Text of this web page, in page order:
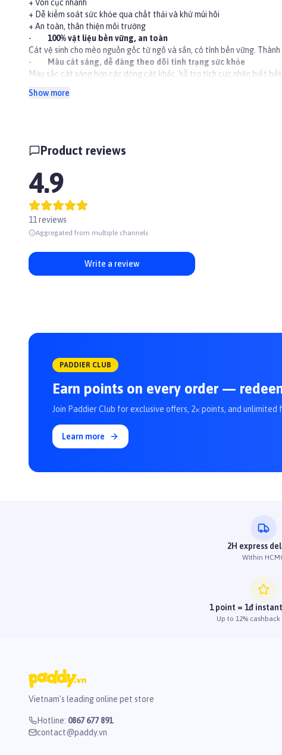
+ Vón cục nhanh
+ Dễ kiểm soát sức khỏe qua chất thải và khử mùi hôi
+ An toàn, thân thiện môi trường
- 100% vật liệu bền vững, an toàn
Cát vệ sinh cho mèo nguồn gốc từ ngô và sắn, có tính bền vững.
- Màu cát sáng, dễ dàng theo dõi tình trạng sức khỏe
Màu sắc cát sáng hơn các dòng cát khác, hỗ trợ tích cực nhận biết
-Khóa chặt mùi hôi ngay khi tiết xúc
- Vón cục nhanh, chắc chắn
Khoai mì ở Sustainable Yours rất giàu tinh bột, nó có hiệu quả đặc
Cát làm từ 100% thành phần hữu cơ, Sau 15 phút, các cục vón có thể
Show more
Product reviews
4.9
11 reviews
Aggregated from multiple channels
Write a review
PADDIER CLUB
Earn points on every order —
Join Paddier Club for exclusive offers, 2× points, and unlimited
Learn more
2H express
Within
1 point = 1đ
Up to 12%
Vietnam's leading online pet store
Hotline: 0867 677 891
contact@paddy.vn